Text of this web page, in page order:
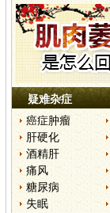
疑难杂症
癌症肿瘤
肝硬化
酒精肝
痛风
糖尿病
失眠